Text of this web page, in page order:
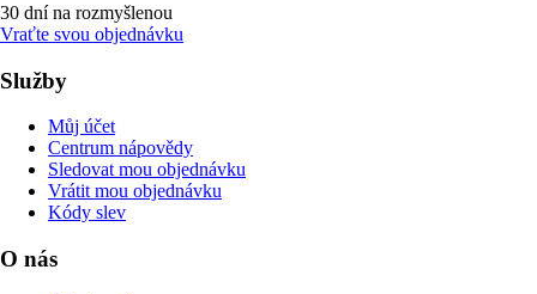
30 dní na rozmyšlenou
Vraťte svou objednávku
Služby
Můj účet
Centrum nápovědy
Sledovat mou objednávku
Vrátit mou objednávku
Kódy slev
O nás